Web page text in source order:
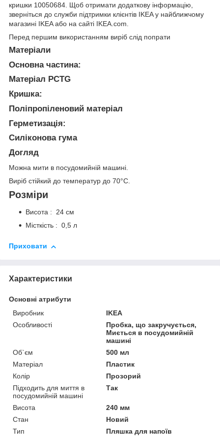
кришки 10050684. Щоб отримати додаткову інформацію,
зверніться до служби підтримки клієнтів IKEA у найближчому
магазині IKEA або на сайті IKEA.com.
Перед першим використанням виріб слід попрати
Матеріали
Основна частина:
Матеріал PCTG
Кришка:
Поліпропіленовий матеріал
Герметизація:
Силіконова гума
Догляд
Можна мити в посудомийній машині.
Виріб стійкий до температур до 70°C.
Розміри
Висота : 24 см
Місткість : 0,5 л
Приховати
Характеристики
Основні атрибути
Виробник
IKEA
Особливості
Пробка, що закручується,
Миється в посудомийній
машині
Об`єм
500 мл
Матеріал
Пластик
Колір
Прозорий
Підходить для миття в
посудомийній машині
Так
Висота
240 мм
Стан
Новий
Тип
Пляшка для напоїв